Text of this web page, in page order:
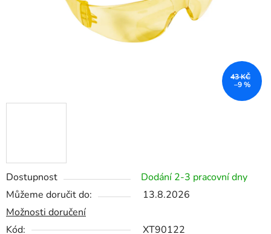
Dostupnost
Dodání 2-3 pracovní dny
Můžeme doručit do:
13.8.2026
Možnosti doručení
Kód:
XT90122
43 KČ
–9 %